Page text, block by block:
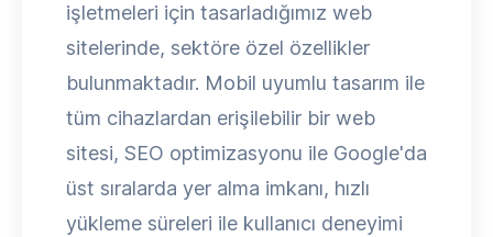
işletmeleri için tasarladığımız web
sitelerinde, sektöre özel özellikler
bulunmaktadır. Mobil uyumlu tasarım ile
tüm cihazlardan erişilebilir bir web
sitesi, SEO optimizasyonu ile Google'da
üst sıralarda yer alma imkanı, hızlı
yükleme süreleri ile kullanıcı deneyimi